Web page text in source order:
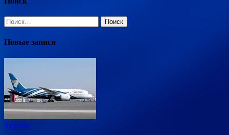
Найти:
Новые записи
Туризм